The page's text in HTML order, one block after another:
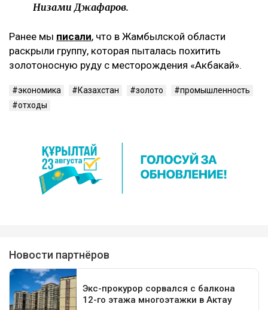
Низами Джафаров.
Ранее мы писали, что в Жамбылской области
раскрыли группу, которая пыталась похитить
золотоносную руду с месторождения «Акбакай».
экономика Казахстан золото
промышленность
отходы